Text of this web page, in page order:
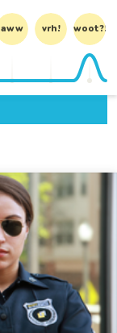
aww vrh! woot?!